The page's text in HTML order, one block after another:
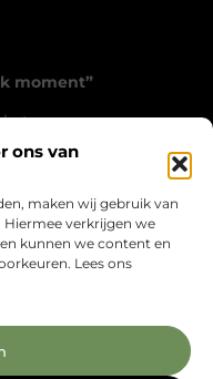
ons van
maken wij gebruik van
verkrijgen we
kunnen we content en
Lees ons
moment”
gewone op een
Een verzameling
en het alledaagse